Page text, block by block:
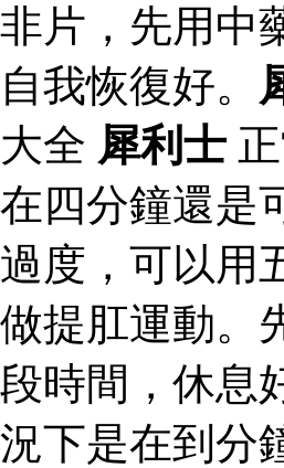
非片，先用中
自我恢復好。
大全 犀利士
在四分鐘還是
過度，可以用
做提肛運動。
段時間，休息
況下是在到分